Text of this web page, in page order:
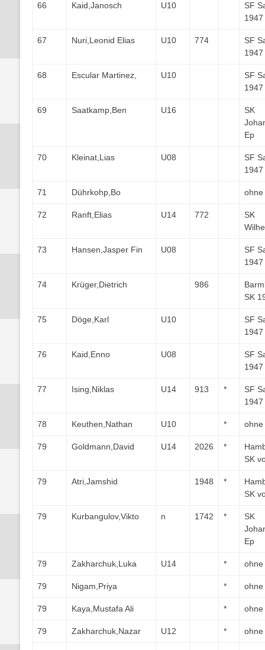
66 Kaid,Janosch U10
SF
1947
67 Nuri,Leonid Elias U10 774
SF
1947
68 Escular Martinez, U10
SF
1947
69 Saatkamp,Ben U16
SK
Ep
70 Kleinat,Lias U08
SF
1947
71 Dührkohp,Bo ohne
72 Ranft,Elias U14 772
SK
73 Hansen,Jasper Fin U08
SF
1947
74 Krüger,Dietrich 986
SK
75 Döge,Karl U10
SF
1947
76 Kaid,Enno U08
SF
1947
77 Ising,Niklas U14 913 *
SF
1947
78 Keuthen,Nathan U10 * ohne
79 Goldmann,David U14 2026 *
SK
79 Atri,Jamshid 1948 *
SK
79 Kurbangulov,Vikto n 1742 *
SK
Ep
79 Zakharchuk,Luka U14 * ohne
79 Nigam,Priya * ohne
79 Kaya,Mustafa Ali * ohne
79 Zakharchuk,Nazar U12 * ohne